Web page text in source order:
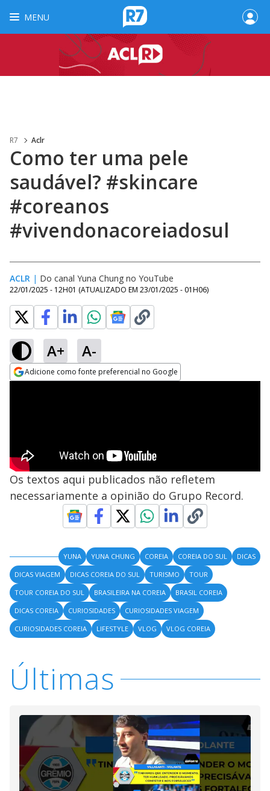
MENU
R7 Aclr
Como ter uma pele
saudável? #skincare
#coreanos
#vivendonacoreiadosul
ACLR | Do canal Yuna Chung no YouTube
22/01/2025 - 12H01 (ATUALIZADO EM 23/01/2025 - 01H06)
A+ A-
Adicione como fonte preferencial no Google
Os textos aqui publicados não refletem
necessariamente a opinião do Grupo Record.
YUNA YUNA CHUNG COREIA COREIA DO SUL
DICAS
DICAS VIAGEM
DICAS COREIA DO SUL TURISMO
TOUR
TOUR COREIA DO SUL
BRASILEIRA NA COREIA
BRASIL COREIA
DICAS COREIA
CURIOSIDADES
CURIOSIDADES VIAGEM
CURIOSIDADES COREIA
LIFESTYLE VLOG VLOG COREIA
Últimas